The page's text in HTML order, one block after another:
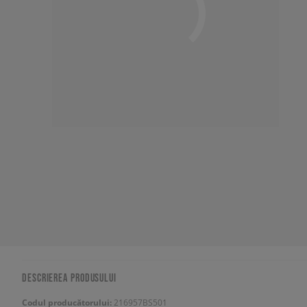
DESCRIEREA PRODUSULUI
Codul producătorului: 216957BS501